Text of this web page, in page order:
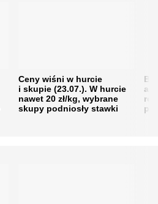
Ceny wiśni w hurcie
i skupie (23.07.). W hurcie
nawet 20 zł/kg, wybrane
skupy podniosły stawki